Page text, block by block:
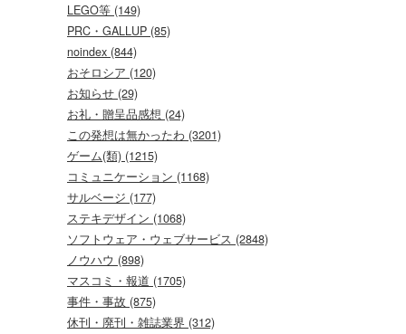
LEGO等 (149)
PRC・GALLUP (85)
noindex (844)
おそロシア (120)
お知らせ (29)
お礼・贈呈品感想 (24)
この発想は無かったわ (3201)
ゲーム(類) (1215)
コミュニケーション (1168)
サルベージ (177)
ステキデザイン (1068)
ソフトウェア・ウェブサービス (2848)
ノウハウ (898)
マスコミ・報道 (1705)
事件・事故 (875)
休刊・廃刊・雑誌業界 (312)